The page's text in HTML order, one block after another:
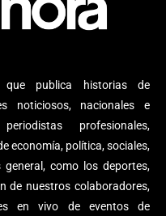
publica historias de
noticiosos, nacionales e
profesionales,
economía, política, sociales,
como los deportes,
de nuestros colaboradores,
en vivo de eventos de